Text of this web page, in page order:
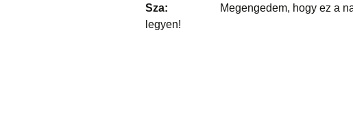
Sza: Megengedem, hogy ez a nap
legyen!